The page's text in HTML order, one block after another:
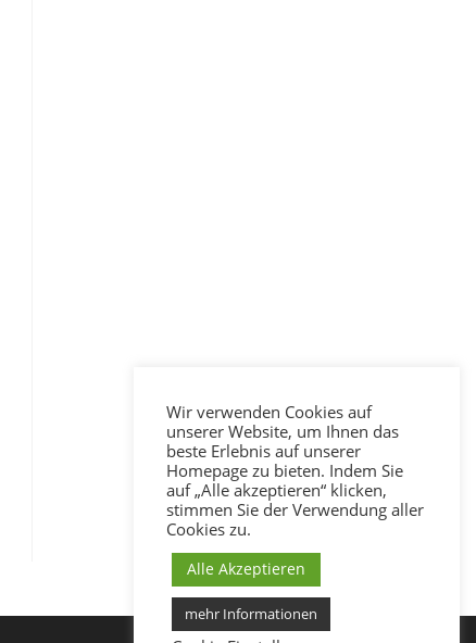
Wir verwenden Cookies auf
unserer Website, um Ihnen das
beste Erlebnis auf unserer
Homepage zu bieten. Indem Sie
auf „Alle akzeptieren“ klicken,
stimmen Sie der Verwendung aller
Cookies zu.
Alle Akzeptieren
mehr Informationen